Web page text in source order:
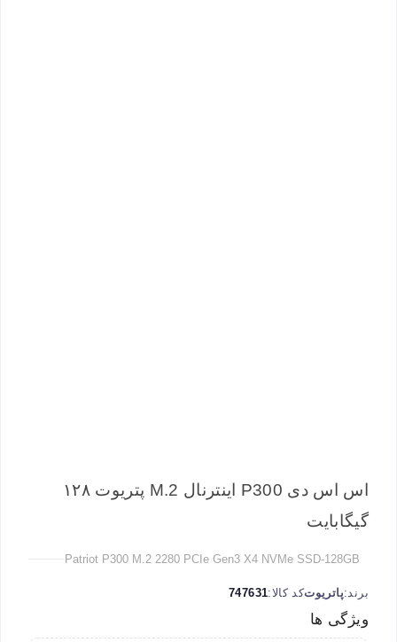
اس اس دی P300 اینترنال M.2 پتریوت ۱۲۸
گیگابایت
Patriot P300 M.2 2280 PCIe Gen3 X4 NVMe SSD-128GB
برند:پاتریوتکد کالا:747631
ویژگی ها